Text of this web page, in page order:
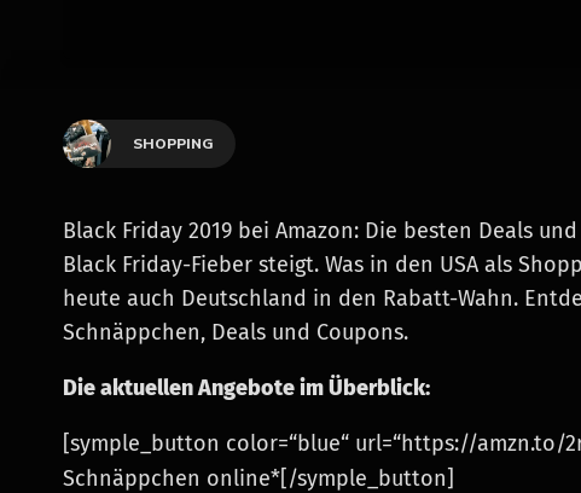
SHOPPING
Black Friday 2019 bei Amazon: Die besten Deals
Black Friday-Fieber steigt. Was in den USA als
heute auch Deutschland in den Rabatt-Wahn.
Schnäppchen, Deals und Coupons.
Die aktuellen Angebote im Überblick:
[symple_button color=“blue“ url=“https://amzn.to/
Schnäppchen online*[/symple_button]